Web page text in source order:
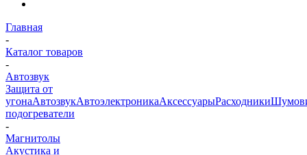
Главная
-
Каталог товаров
-
Автозвук
Защита от
угонаАвтозвукАвтоэлектроникаАксессуарыРасходники
подогреватели
-
Магнитолы
Акустика и